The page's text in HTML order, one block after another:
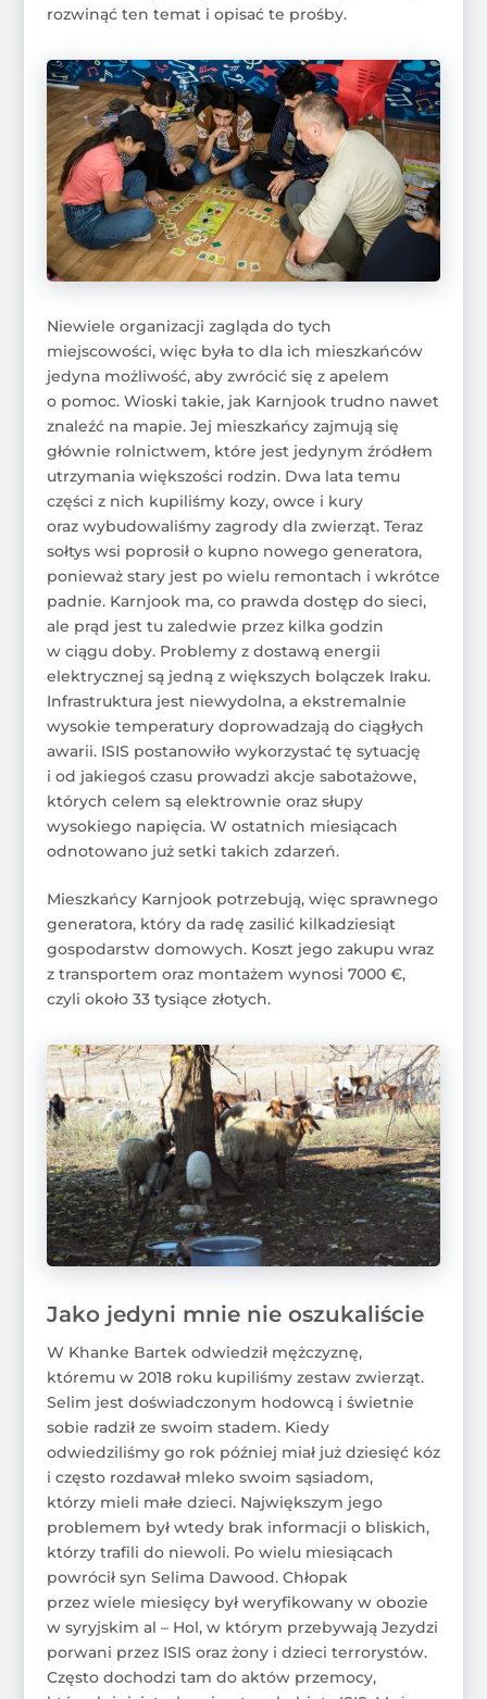
rozwinąć ten temat i opisać te prośby.
Niewiele organizacji zagląda do tych
miejscowości, więc była to dla ich mieszkańców
jedyna możliwość, aby zwrócić się z apelem
o pomoc. Wioski takie, jak Karnjook trudno nawet
znaleźć na mapie. Jej mieszkańcy zajmują się
głównie rolnictwem, które jest jedynym źródłem
utrzymania większości rodzin. Dwa lata temu
części z nich kupiliśmy kozy, owce i kury
oraz wybudowaliśmy zagrody dla zwierząt. Teraz
sołtys wsi poprosił o kupno nowego generatora,
ponieważ stary jest po wielu remontach i wkrótce
padnie. Karnjook ma, co prawda dostęp do sieci,
ale prąd jest tu zaledwie przez kilka godzin
w ciągu doby. Problemy z dostawą energii
elektrycznej są jedną z większych bolączek Iraku.
Infrastruktura jest niewydolna, a ekstremalnie
wysokie temperatury doprowadzają do ciągłych
awarii. ISIS postanowiło wykorzystać tę sytuację
i od jakiegoś czasu prowadzi akcje sabotażowe,
których celem są elektrownie oraz słupy
wysokiego napięcia. W ostatnich miesiącach
odnotowano już setki takich zdarzeń.
Mieszkańcy Karnjook potrzebują, więc sprawnego
generatora, który da radę zasilić kilkadziesiąt
gospodarstw domowych. Koszt jego zakupu wraz
z transportem oraz montażem wynosi 7000 €,
czyli około 33 tysiące złotych.
Jako jedyni mnie nie oszukaliście
W Khanke Bartek odwiedził mężczyznę,
któremu w 2018 roku kupiliśmy zestaw zwierząt.
Selim jest doświadczonym hodowcą i świetnie
sobie radził ze swoim stadem. Kiedy
odwiedziliśmy go rok później miał już dziesięć kóz
i często rozdawał mleko swoim sąsiadom,
którzy mieli małe dzieci. Największym jego
problemem był wtedy brak informacji o bliskich,
którzy trafili do niewoli. Po wielu miesiącach
powrócił syn Selima Dawood. Chłopak
przez wiele miesięcy był weryfikowany w obozie
w syryjskim al – Hol, w którym przebywają Jezydzi
porwani przez ISIS oraz żony i dzieci terrorystów.
Często dochodzi tam do aktów przemocy,